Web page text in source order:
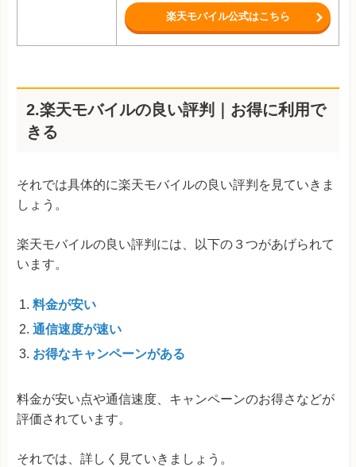
楽天モバイル公式はこちら
2.楽天モバイルの良い評判｜お得に利用で
きる
それでは具体的に楽天モバイルの良い評判を見ていきま
しょう。
楽天モバイルの良い評判には、以下の３つがあげられて
います。
料金が安い
通信速度が速い
お得なキャンペーンがある
料金が安い点や通信速度、キャンペーンのお得さなどが
評価されています。
それでは、詳しく見ていきましょう。